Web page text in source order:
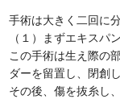
手術は大きく二回に
（１）まずエキスパ
この手術は生え際の
ダーを留置し、閉創し
その後、傷を抜糸し